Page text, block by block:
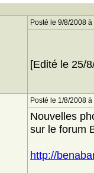
Posté le 9/8/2008
[Edité le 25/
Posté le 1/8/2008
Nouvelles
sur le forum
http://